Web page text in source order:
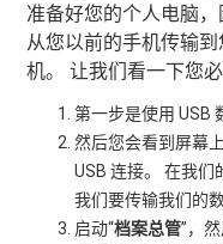
准备好您的个人电脑
从您以前的手机传输
机。 让我们看一下您
第一步是使用 USB
然后您会看到屏幕
USB 连接。 在我们
我们要传输我们的数
启动“档案总管”，